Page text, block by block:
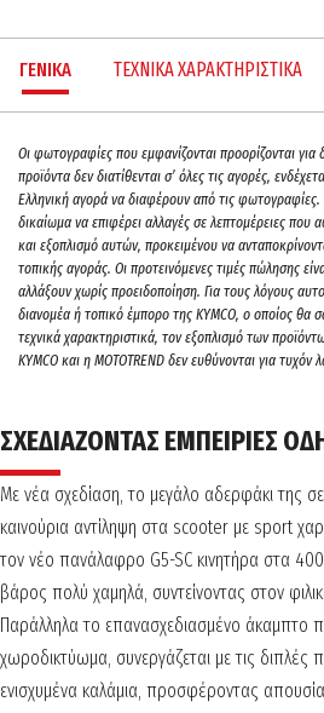
ΓΕΝΙΚΑ ΤΕΧΝΙΚΑ ΧΑΡΑΚΤΗΡΙΣΤΙΚΑ
Oι φωτογραφίες που εμφανίζονται προορίζονται
προϊόντα δεν διατίθενται σ’ όλες τις αγορές,
Ελληνική αγορά να διαφέρουν από τις φωτογραφίες.
δικαίωμα να επιφέρει αλλαγές σε λεπτομέρειες που
και εξοπλισμό αυτών, προκειμένου να
τοπικής αγοράς. Οι προτεινόμενες τιμές πώλησης
αλλάξουν χωρίς προειδοποίηση. Για τους λόγους
διανομέα ή τοπικό έμπορο της ΚΥΜCO, ο οποίος θα
τεχνικά χαρακτηριστικά, τον εξοπλισμό των
KYMCO και η MOTOTREND δεν ευθύνονται για τυχόν
ΣΧΕΔΙΑΖΟΝΤΑΣ ΕΜΠΕΙΡΙΕΣ
Με νέα σχεδίαση, το μεγάλο αδερφάκι της
καινούρια αντίληψη στα scooter με sport
τον νέο πανάλαφρο G5-SC κινητήρα στα
βάρος πολύ χαμηλά, συντείνοντας στον
Παράλληλα το επανασχεδιασμένο άκαμπτο
χωροδικτύωμα, συνεργάζεται με τις διπλές
ενισχυμένα καλάμια, προσφέροντας